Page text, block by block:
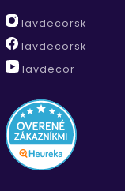
lavdecorsk
lavdecorsk
lavdecor